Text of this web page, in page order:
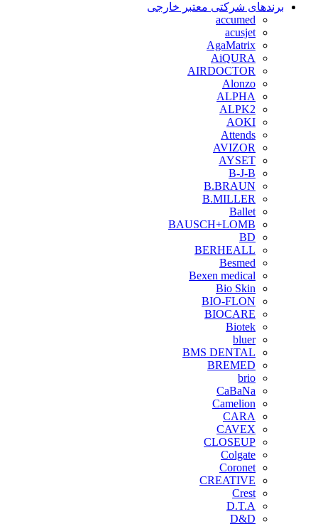
برندهای شرکتی معتبر خارجی
accumed
acusjet
AgaMatrix
AiQURA
AIRDOCTOR
Alonzo
ALPHA
ALPK2
AOKI
Attends
AVIZOR
AYSET
B-J-B
B.BRAUN
B.MILLER
Ballet
BAUSCH+LOMB
BD
BERHEALL
Besmed
Bexen medical
Bio Skin
BIO-FLON
BIOCARE
Biotek
bluer
BMS DENTAL
BREMED
brio
CaBaNa
Camelion
CARA
CAVEX
CLOSEUP
Colgate
Coronet
CREATIVE
Crest
D.T.A
D&D